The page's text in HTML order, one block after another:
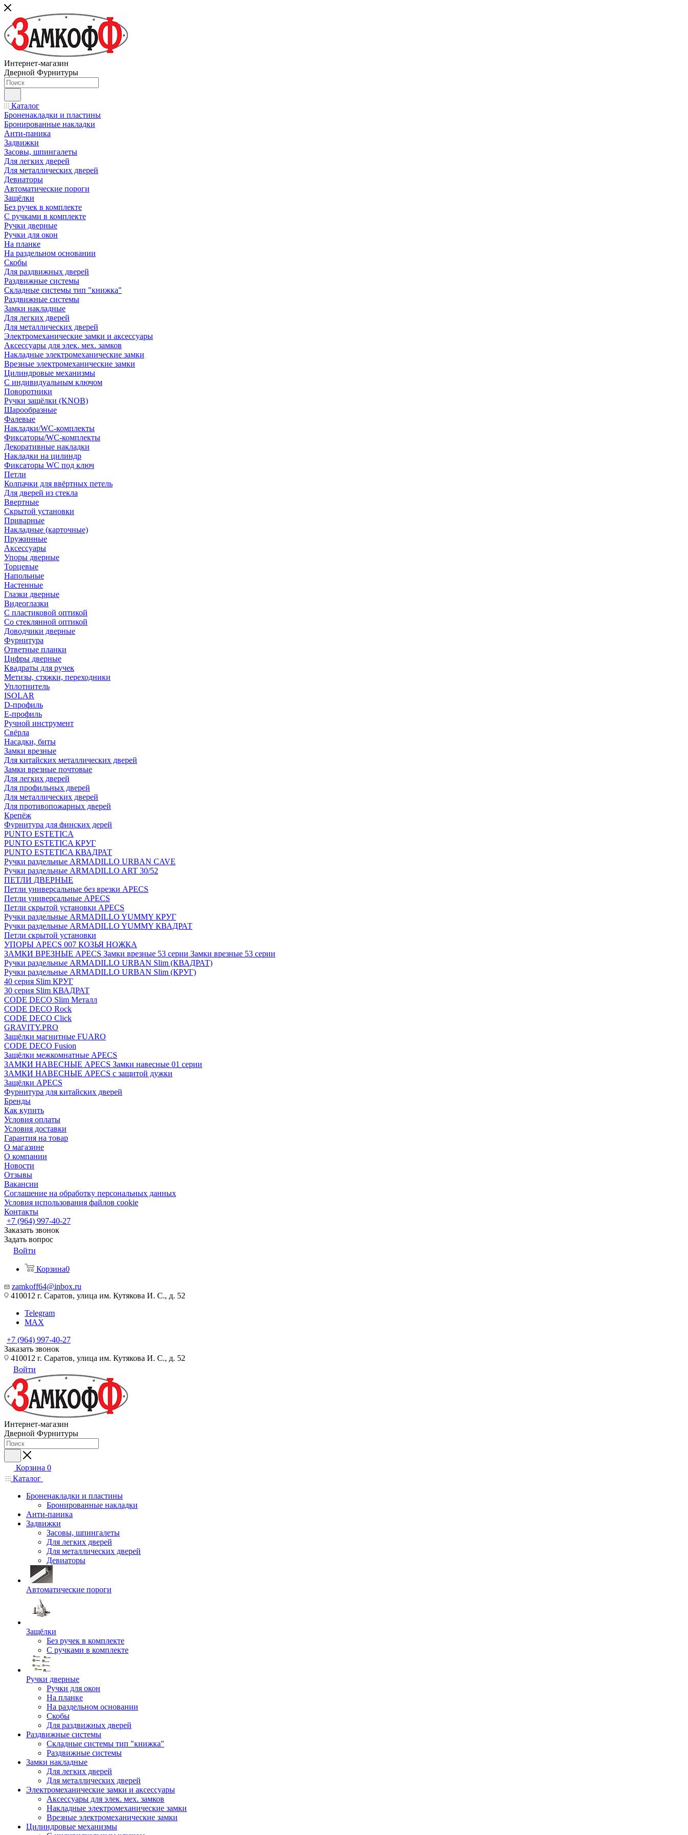
Интернет-магазин
Дверной Фурнитуры
Каталог
Броненакладки и пластины
Бронированные накладки
Анти-паника
Задвижки
Засовы, шпингалеты
Для легких дверей
Для металлических дверей
Девиаторы
Автоматические пороги
Защёлки
Без ручек в комплекте
С ручками в комплекте
Ручки дверные
Ручки для окон
На планке
На раздельном основании
Скобы
Для раздвижных дверей
Раздвижные системы
Складные системы тип "книжка"
Раздвижные системы
Замки накладные
Для легких дверей
Для металлических дверей
Электромеханические замки и аксессуары
Аксессуары для элек. мех. замков
Накладные электромеханические замки
Врезные электромеханические замки
Цилиндровые механизмы
С индивидуальным ключом
Поворотники
Ручки защёлки (KNOB)
Шарообразные
Фалевые
Накладки/WC-комплекты
Фиксаторы/WC-комплекты
Декоративные накладки
Накладки на цилиндр
Фиксаторы WC под ключ
Петли
Колпачки для ввёртных петель
Для дверей из стекла
Ввертные
Скрытой установки
Приварные
Накладные (карточные)
Пружинные
Аксессуары
Упоры дверные
Торцевые
Напольные
Настенные
Глазки дверные
Видеоглазки
С пластиковой оптикой
Со стеклянной оптикой
Доводчики дверные
Фурнитура
Ответные планки
Цифры дверные
Квадраты для ручек
Метизы, стяжки, переходники
Уплотнитель
ISOLAR
D-профиль
Е-профиль
Ручной инструмент
Свёрла
Насадки, биты
Замки врезные
Для китайских металлических дверей
Замки врезные почтовые
Для легких дверей
Для профильных дверей
Для металлических дверей
Для противопожарных дверей
Крепёж
Фурнитура для финских дерей
PUNTO ESTETICA
PUNTO ESTETICA КРУГ
PUNTO ESTETICA КВАДРАТ
Ручки раздельные ARMADILLO URBAN CAVE
Ручки раздельные ARMADILLO ART 30/52
ПЕТЛИ ДВЕРНЫЕ
Петли универсальные без врезки APECS
Петли универсальные APECS
Петли скрытой установки APECS
Ручки раздельные ARMADILLO YUMMY КРУГ
Ручки раздельные ARMADILLO YUMMY КВАДРАТ
Петли скрытой установки
УПОРЫ APECS 007 КОЗЬЯ НОЖКА
ЗАМКИ ВРЕЗНЫЕ APECS Замки врезные 53 серии Замки врезные 53 серии
Ручки раздельные ARMADILLO URBAN Slim (КВАДРАТ)
Ручки раздельные ARMADILLO URBAN Slim (КРУГ)
40 серия Slim КРУГ
30 серия Slim КВАДРАТ
CODE DECO Slim Металл
CODE DECO Rock
CODE DECO Click
GRAVITY.PRO
Защёлки магнитные FUARO
CODE DECO Fusion
Защёлки межкомнатные APECS
ЗАМКИ НАВЕСНЫЕ APECS Замки навесные 01 серии
ЗАМКИ НАВЕСНЫЕ APECS с защитой дужки
Защёлки APECS
Фурнитура для китайских дверей
Бренды
Как купить
Условия оплаты
Условия доставки
Гарантия на товар
О магазине
О компании
Новости
Отзывы
Вакансии
Соглашение на обработку персональных данных
Условия использования файлов cookie
Контакты
+7 (964) 997-40-27
Заказать звонок
Задать вопрос
Войти
Корзина0
zamkoff64@inbox.ru
410012 г. Саратов, улица им. Кутякова И. С., д. 52
Telegram
MAX
+7 (964) 997-40-27
Заказать звонок
410012 г. Саратов, улица им. Кутякова И. С., д. 52
Войти
Интернет-магазин
Дверной Фурнитуры
Корзина 0
Каталог
Броненакладки и пластины
Бронированные накладки
Анти-паника
Задвижки
Засовы, шпингалеты
Для легких дверей
Для металлических дверей
Девиаторы
Автоматические пороги
Защёлки
Без ручек в комплекте
С ручками в комплекте
Ручки дверные
Ручки для окон
На планке
На раздельном основании
Скобы
Для раздвижных дверей
Раздвижные системы
Складные системы тип "книжка"
Раздвижные системы
Замки накладные
Для легких дверей
Для металлических дверей
Электромеханические замки и аксессуары
Аксессуары для элек. мех. замков
Накладные электромеханические замки
Врезные электромеханические замки
Цилиндровые механизмы